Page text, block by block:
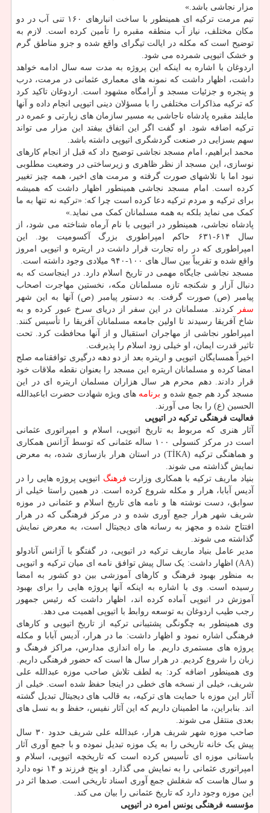
مزار نجاشی باشد.»
تیم مرمت ترکیه ای همینطور با ساخت انبارهای ۱۶۰ تنی آب در دو
مکان مختلف، نیاز آب منطقه مقبره را تأمین کرده است. لازم به
توضیح است که مکله در ایالت تیگرای واقع شده و جزو مناطق گرم
و خشک اتیوپی شمرده می شود.
اردوغان با اشاره به اینکه این پروژه به مدت سه سال ادامه خواهد
داشت، اظهار داشت که نمونه های معماری عثمانی در مرمت، درب
و پنجره و جزئیات مسجد و آرامگاه مشهود است. اردوغان تاکید کرد
که ترکیه مذاکرات مختلفی را با مسؤلان دینی اتیوپی انجام داده و آنها
مایلند مقبره پادشاه ناجاشی به مسیر سازمان های زیارتی و عمره در
ترکیه اضافه شود. او گفت اگر این اتفاق بیفتد این مزار می تواند
سهم بسزایی در صنعت گردشگری اتیوپی داشته باشد.
محمد ابراهیم، امام مسجد نجاشی توضیح داد که قبل از انجام کارهای
نوسازی، این مسجد از نظر ظاهری و زیرساختی در وضعیت مطلوبی
نبود اما با تلاشهای صورت گرفته و مرمت های اخیر، همه چیز تغییر
کرده است. امام مسجد نجاشی همینطور اظهار داشت که همیشه
برای ترکیه و مردم ترکیه دعا کرده است چرا که: «ترکیه نه تنها به ما
کمک می نماید بلکه به همه مسلمانان کمک می نماید.»
پادشاه نجاشی، همینطور در اتیوپی با نام آرماه شناخته می شود، از
سال ۶۱۴-۶۳۱ حاکم امپراطوری بزرگ آکسومیت بود. این
امپراطوری که در راه تجارت قرار داشت در اریتره و اتیوپی امروز
واقع شده و تقریباً بین سال های ۱۰۰-۹۴۰ میلادی وجود داشته است.
مسجد نجاشی جایگاه مهمی در تاریخ اسلام دارد. در اینجاست که به
دنبال آزار و شکنجه تازه مسلمانان مکه، نخستین مهاجرت اصحاب
پیامبر (ص) صورت گرفت. به دستور پیامبر (ص) آنها به این شهر
سفر
کردند. مسلمانان در این سفر از دریای سرخ عبور کرده و به
شاخ آفریقا رسیدند تا اولین جامعه مسلمانان آفریقا را تأسیس کنند.
امپراطور نجاشی از مهاجران استقبال و از آنها محافظت کرد. تحت
تاثیر قدرت ایمان، او خیلی زود اسلام را پذیرفت.
اخیراً همسایگان اتیوپی و اریتره بعد از دو دهه درگیری توافقنامه صلح
امضا کرده و مسلمانان اریتره این مسجد را بعنوان نقطه ملاقات خود
قرار دادند. دهم محرم هر سال هزاران مسلمان اریتره ای در این
مسجد گرد هم جمع شده و برنامه های ویژه شهادت حضرت اباعبدالله
الحسین (ع) را بجا می آورند.
فعالیت فرهنگی ترکیه در اتیوپی
آثار هنری که مربوط به تاریخ اتیوپی، اسلام و امپراتوری عثمانی
است در مرکز کنسولی ۱۰۰ ساله عثمانی که توسط آژانس همکاری
و هماهنگی ترکیه (TİKA) در استان هرار بازسازی شده، به معرض
نمایش گذاشته می شوند.
بنیاد ماریف ترکیه با همکاری وزارت فرهنگ اتیوپی پروژه هایی را در
آدیس آبابا، هرار و مکله شروع کرده است. در همین راستا خیلی از
سوابق، دست نوشته ها و نامه های تاریخ اسلام و عثمانی در موزه
شریف شهر هرار جمع آوری شده و در مرکز فرهنگی که در هرار
افتتاح شده و مجهز به رسانه های دیجیتال است، به معرض نمایش
گذاشته می شوند.
مدیر عامل بنیاد ماریف ترکیه در اتیوپی، در گفتگو با آژانس آنادولو
(AA) اظهار داشت: یک سال پیش توافق نامه ای میان ترکیه و اتیوپی
به منظور بهبود فرهنگ و کارهای آموزشی بین دو کشور به امضا
رسیده است. وی با اشاره به اینکه آنها پروژه هایی را برای بهبود
آموزش در اتیوپی آماده کرده اند، اظهار داشت که رئیس جمهور
رجب طیب اردوغان به توسعه روابط با اتیوپی اهمیت می دهد.
وی همینطور به چگونگی پشتیبانی ترکیه از تاریخ اتیوپی و کارهای
فرهنگی اشاره نمود و اظهار داشت: ما در هرار، آدیس آبابا و مکله
پروژه های مستمری داریم. ما راه اندازی مدارس، مراکز فرهنگ و
زبان را شروع کردیم. در هرار سال ها است که حضور فرهنگی داریم.
وی همینطور اضافه کرد: به لطف تلاش صاحب موزه عبدالله علی
شریف، خیلی از نسخه های خطی در اینجا حفظ شده است. خیلی از
آثار این موزه با حمایت های ترکیه، به قالب های دیجیتال تبدیل گشته
اند. بنابراین، ما اطمینان داریم که این آثار نفیس، حفظ و به نسل های
بعدی منتقل می شوند.
صاحب موزه شهر شریف هرار، عبدالله علی شریف حدود ۳۰ سال
پیش یک خانه تاریخی را به یک موزه تبدیل نموده و با جمع آوری آثار
باستانی موزه ای تأسیس کرده است که تاریخچه اتیوپی، اسلام و
امپراتوری عثمانی را به نمایش می گذارد. او پنج فرزند و ۱۴ نوه دارد
و سال هاست که شغلش جمع آوری اسناد تاریخی است. صدها اثر در
این موزه وجود دارد که تاریخ عثمانی را بیان می کند.
مؤسسه فرهنگی یونس امره در اتیوپی